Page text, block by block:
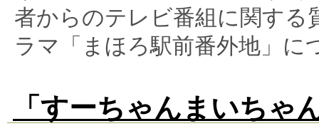
者からのテレビ番組に関する
ラマ「まほろ駅前番外地」
「すーちゃんまいちゃ